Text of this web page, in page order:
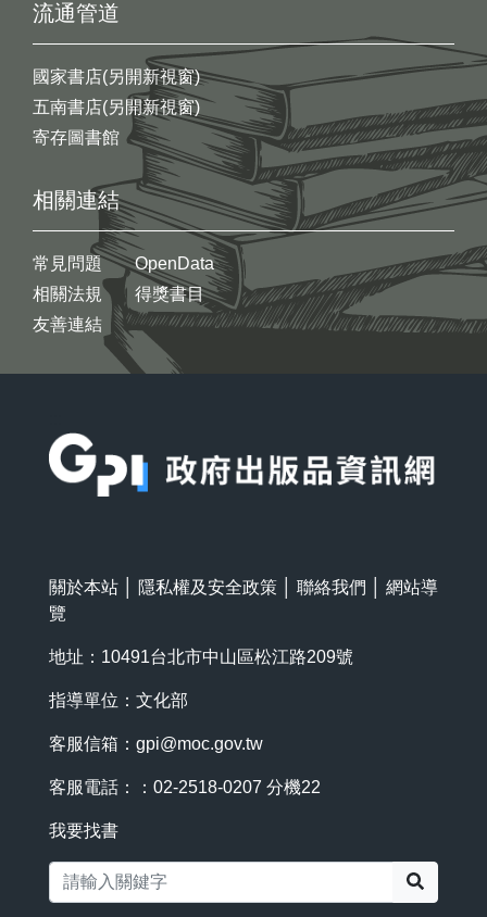
流通管道
國家書店(另開新視窗)
五南書店(另開新視窗)
寄存圖書館
相關連結
常見問題
相關法規
友善連結
OpenData
得獎書目
關於本站 隱私權及安全政策 聯絡我們
網站導
覽
地址：10491台北市中山區松江路209號
指導單位：文化部
客服信箱： gpi@moc.gov.tw
客服電話：：02-2518-0207 分機22
我要找書